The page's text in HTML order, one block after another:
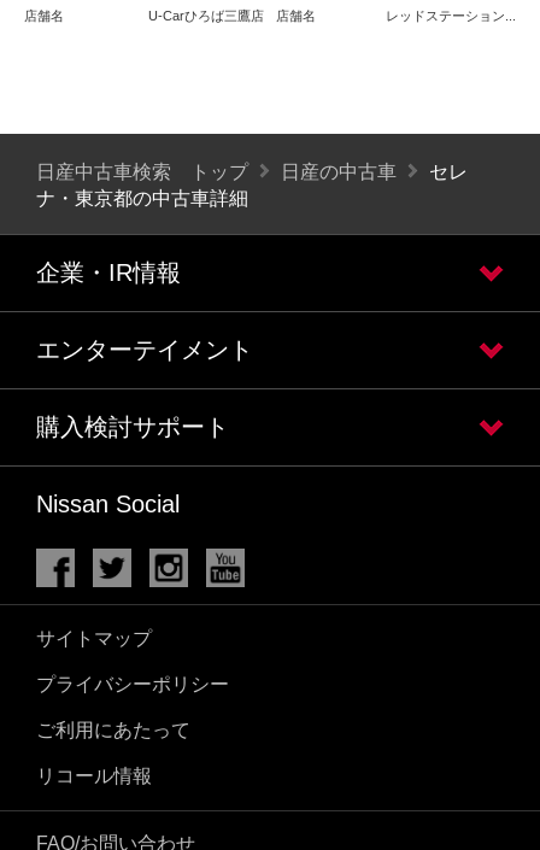
店舗名 U-Carひろば三鷹店 店舗名 レッドステーション...
日産中古車検索 トップ 日産の中古車
セレ
ナ・東京都の中古車詳細
企業・IR情報
エンターテイメント
購入検討サポート
Nissan Social
サイトマップ
プライバシーポリシー
ご利用にあたって
リコール情報
FAQ/お問い合わせ